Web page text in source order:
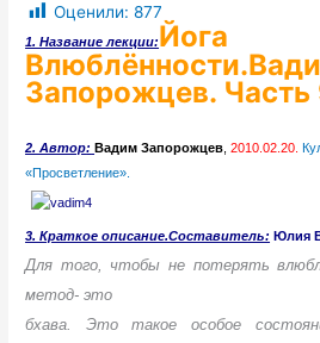
Оценили: 877
1. Название лекции:Йога
Запорожцев. Часть
2. Автор: Вадим Запорожцев ,2010.02.20.
«Просветление».
3. Краткое описание.Составитель: Юлия
Для того, чтобы не потерять
метод- это
бхава. Это такое особое